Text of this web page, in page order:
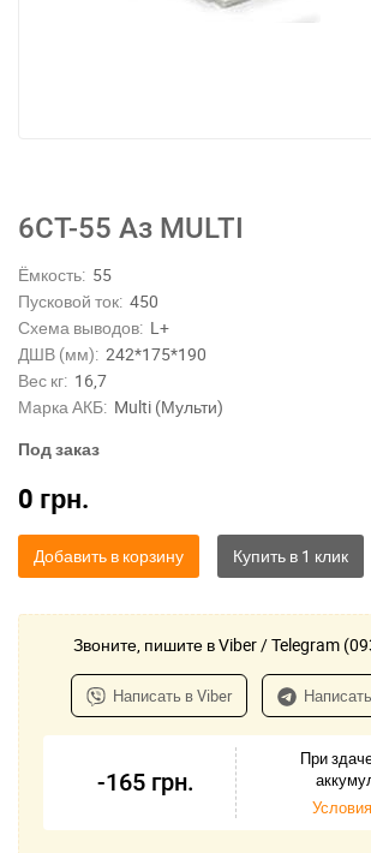
6СТ-55 Аз MULTI
Ёмкость: 55
Пусковой ток: 450
Схема выводов: L+
ДШВ (мм): 242*175*190
Вес кг: 16,7
Марка АКБ: Multi (Мульти)
Под заказ
0 грн.
Добавить в корзину
Звоните, пишите в Viber / Telegram
Написать в Viber
-165 грн.
При